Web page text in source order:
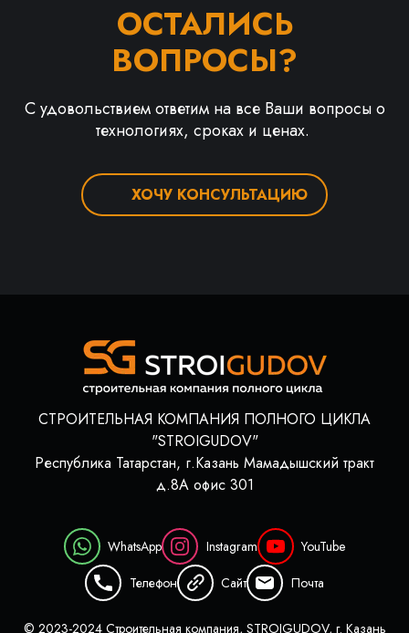
ОСТАЛИСЬ
ВОПРОСЫ?
С удовольствием ответим на все Ваши вопросы о
технологиях, сроках и ценах.
ХОЧУ КОНСУЛЬТАЦИЮ
СТРОИТЕЛЬНАЯ КОМПАНИЯ ПОЛНОГО ЦИКЛА
"STROIGUDOV"
Республика Татарстан, г.Казань Мамадышский тракт
д.8А офис 301
WhatsApp Instagram
YouTube
Телефон
Сайт Почта
© 2023-2024 Строительная компания, STROIGUDOV, г. Казань